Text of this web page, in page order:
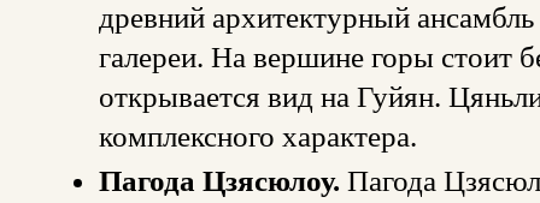
древний архитектурный
галереи. На вершине горы стоит
открывается вид на Гуйян.
комплексного характера.
Пагода Цзясюлоу. Пагода